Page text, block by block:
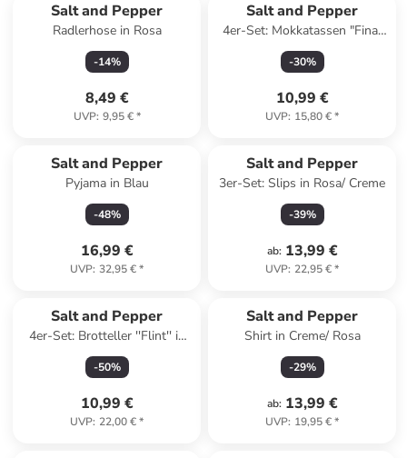
Salt and Pepper
Radlerhose in Rosa
-14%
8,49 €
UVP: 9,95 €*
Salt and Pepper
4er-Set: Mokkatassen "Fina"
in Weiß/ Schwarz - 90 ml
-30%
10,99 €
UVP: 15,80 €*
Salt and Pepper
Pyjama in Blau
-48%
16,99 €
UVP: 32,95 €*
Salt and Pepper
3er-Set: Slips in Rosa/ Creme
-39%
ab: 13,99 €
UVP: 22,95 €*
Salt and Pepper
4er-Set: Brotteller ''Flint'' in
Grün/ Grau - (L)15 x (B)13,5
cm
-50%
10,99 €
UVP: 22,00 €*
Salt and Pepper
Shirt in Creme/ Rosa
-29%
ab: 13,99 €
UVP: 19,95 €*